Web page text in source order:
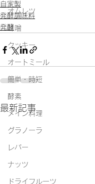
オムレツ
味噌
クッキー
オートミール
簡単・時短
酵素
メイン料理
グラノーラ
レバー
ナッツ
ドライフルーツ
自家製
発酵調味料
発酵
最新記事